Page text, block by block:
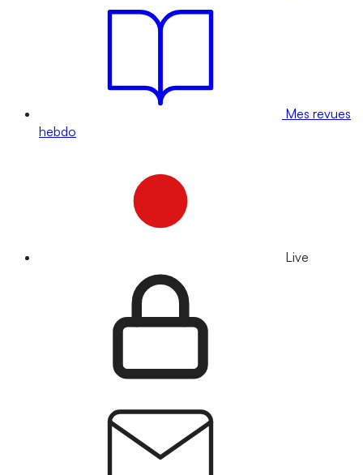
Mes revues
hebdo
Live